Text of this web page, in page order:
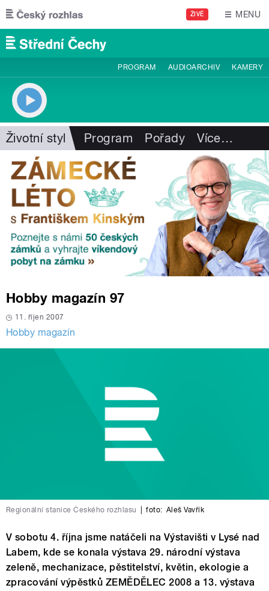
Přejít k hlavnímu obsahu
ŽIVĚ MENU
PROGRAM AUDIOARCHIV KAMERY
Životní styl Program Pořady Více…
Hobby magazín 97
11. říjen 2007
Hobby magazín
Regionální stanice Českého rozhlasu foto: Aleš Vavřík
V sobotu 4. října jsme natáčeli na Výstavišti v Lysé nad
Labem, kde se konala výstava 29. národní výstava
zeleně, mechanizace, pěstitelství, květin, ekologie a
zpracování výpěstků ZEMĚDĚLEC 2008 a 13. výstava